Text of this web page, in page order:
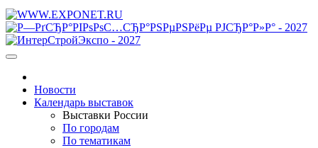
Новости
Календарь выставок
Выставки России
По городам
По тематикам